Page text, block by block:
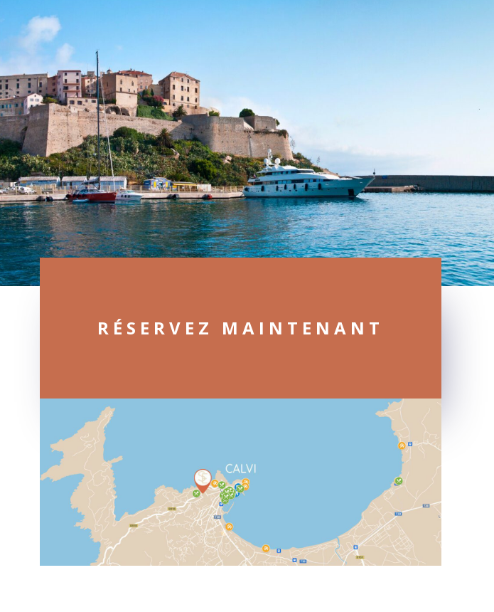
RÉSERVEZ MAINTENANT